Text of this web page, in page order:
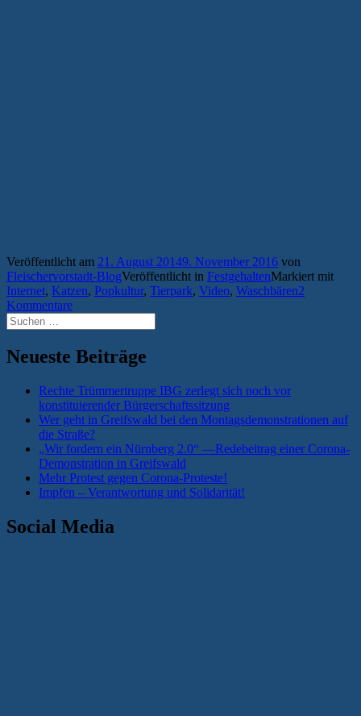
Veröffentlicht am 21. August 20149. November 2016 von
Fleischervorstadt-BlogVeröffentlicht in FestgehaltenMarkiert mit
Internet, Katzen, Popkultur, Tierpark, Video, Waschbären2
Kommentare
Suchen
nach:
Neueste Beiträge
Rechte Trümmertruppe IBG zerlegt sich noch vor
konstituierender Bürgerschaftssitzung
Wer geht in Greifswald bei den Montagsdemonstrationen auf
die Straße?
„Wir fordern ein Nürnberg 2.0“ —Redebeitrag einer Corona-
Demonstration in Greifswald
Mehr Protest gegen Corona-Proteste!
Impfen – Verantwortung und Solidarität!
Social Media